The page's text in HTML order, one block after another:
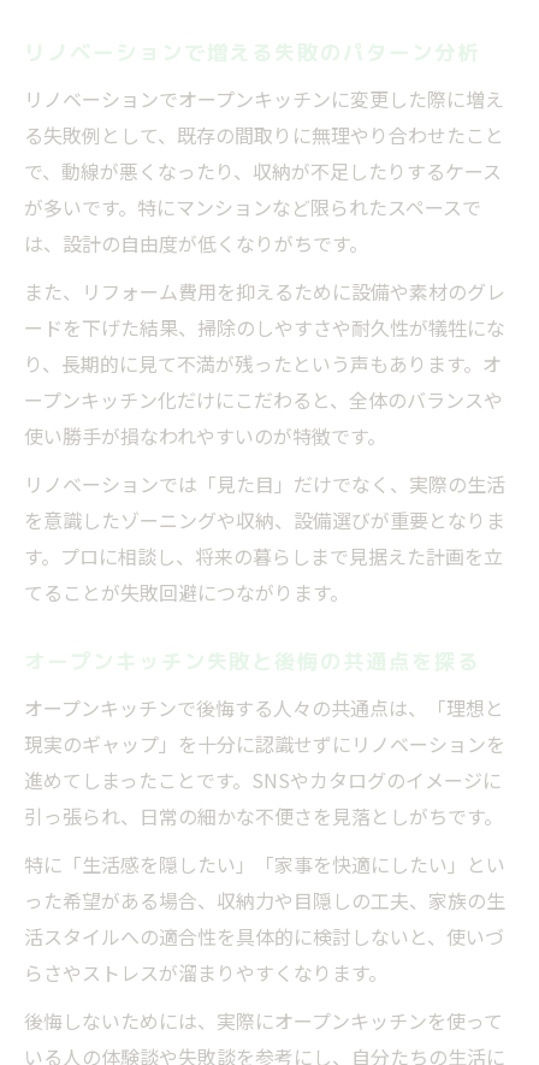
説
現実的なリノベーションで失敗しない方法
リフォームでよくある後悔とその回避法
リフォーム失敗で多い後悔パターンと対策
オープンキッチンリフォーム失敗の注意点
費用面で後悔しない失敗回避のチェックポ
イント
ブログで語られるリフォーム失敗談まとめ
リフォーム失敗を避けるための具体的アド
バイス
リノベーションで増える失敗のパターン分析
リノベーションでオープンキッチンに変更した際に増え
る失敗例として、既存の間取りに無理やり合わせたこと
で、動線が悪くなったり、収納が不足したりするケース
が多いです。特にマンションなど限られたスペースで
は、設計の自由度が低くなりがちです。
また、リフォーム費用を抑えるために設備や素材のグレ
ードを下げた結果、掃除のしやすさや耐久性が犠牲にな
り、長期的に見て不満が残ったという声もあります。オ
ープンキッチン化だけにこだわると、全体のバランスや
使い勝手が損なわれやすいのが特徴です。
リノベーションでは「見た目」だけでなく、実際の生活
を意識したゾーニングや収納、設備選びが重要となりま
す。プロに相談し、将来の暮らしまで見据えた計画を立
てることが失敗回避につながります。
オープンキッチン失敗と後悔の共通点を探る
オープンキッチンで後悔する人々の共通点は、「理想と
現実のギャップ」を十分に認識せずにリノベーションを
進めてしまったことです。SNSやカタログのイメージに
引っ張られ、日常の細かな不便さを見落としがちです。
特に「生活感を隠したい」「家事を快適にしたい」とい
った希望がある場合、収納力や目隠しの工夫、家族の生
活スタイルへの適合性を具体的に検討しないと、使いづ
らさやストレスが溜まりやすくなります。
後悔しないためには、実際にオープンキッチンを使って
いる人の体験談や失敗談を参考にし、自分たちの生活に